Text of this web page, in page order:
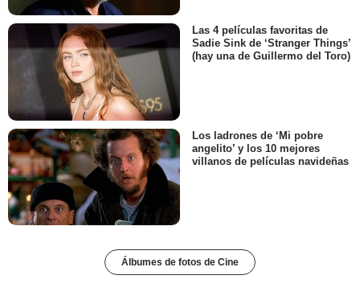
Las 4 películas favoritas de
Sadie Sink de ‘Stranger Things’
(hay una de Guillermo del Toro)
Los ladrones de ‘Mi pobre
angelito’ y los 10 mejores
villanos de películas navideñas
Álbumes de fotos de Cine